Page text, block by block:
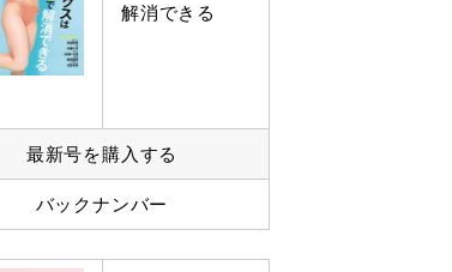
解消できる
最新号を購入する
バックナンバー